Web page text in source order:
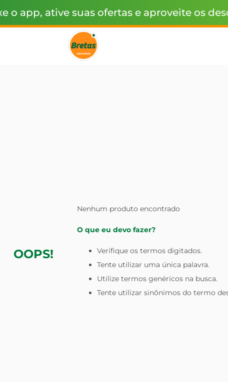
o app, ative suas ofertas e aproveite os
OOPS!
Nenhum produto encontrado
O que eu devo fazer?
Verifique os termos digitados.
Tente utilizar uma única palavra.
Utilize termos genéricos na busca.
Tente utilizar sinônimos do termo